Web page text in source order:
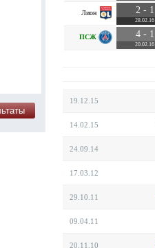
Лион 2 - 1
28.02.16
ПСЖ 4 - 1
20.02.16
19.12.15
14.02.15
24.09.14
17.03.12
29.10.11
09.04.11
20.11.10